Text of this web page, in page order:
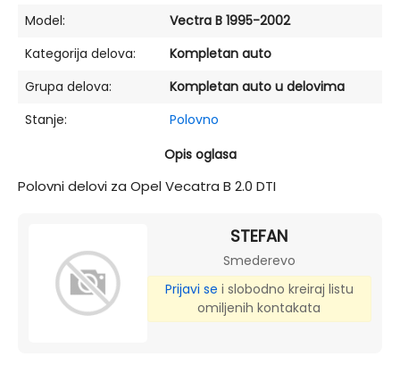
Model:
Vectra B 1995-2002
Kategorija delova:
Kompletan auto
Grupa delova:
Kompletan auto u delovima
Stanje:
Polovno
Opis oglasa
Polovni delovi za Opel Vecatra B 2.0 DTI
STEFAN
Smederevo
Prijavi se i slobodno kreiraj listu
omiljenih kontakata